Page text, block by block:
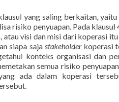
yang saling berkaitan,
risiko penyuapan. Pada
visi dan misi dari koperasi
siapa saja stakeholder koperasi
konteks organisasi dan
semua risiko
ada dalam koperasi